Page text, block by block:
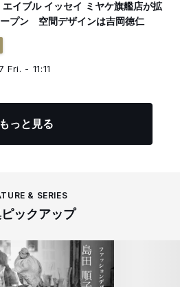
エイブル イッセイ ミヤケ旗艦店が拡
プン 空間デザインは吉岡徳仁
Fri. - 11:11
もっと見る
& SERIES
ックアップ